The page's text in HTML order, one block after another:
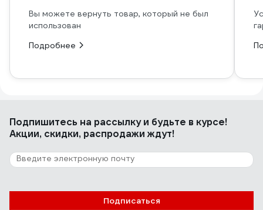
Вы можете вернуть товар, который не был
использован
Подробнее
Подпишитесь на рассылкуи будьте в курсе!
Акции, скидки, распродажи ждут!
Подписаться